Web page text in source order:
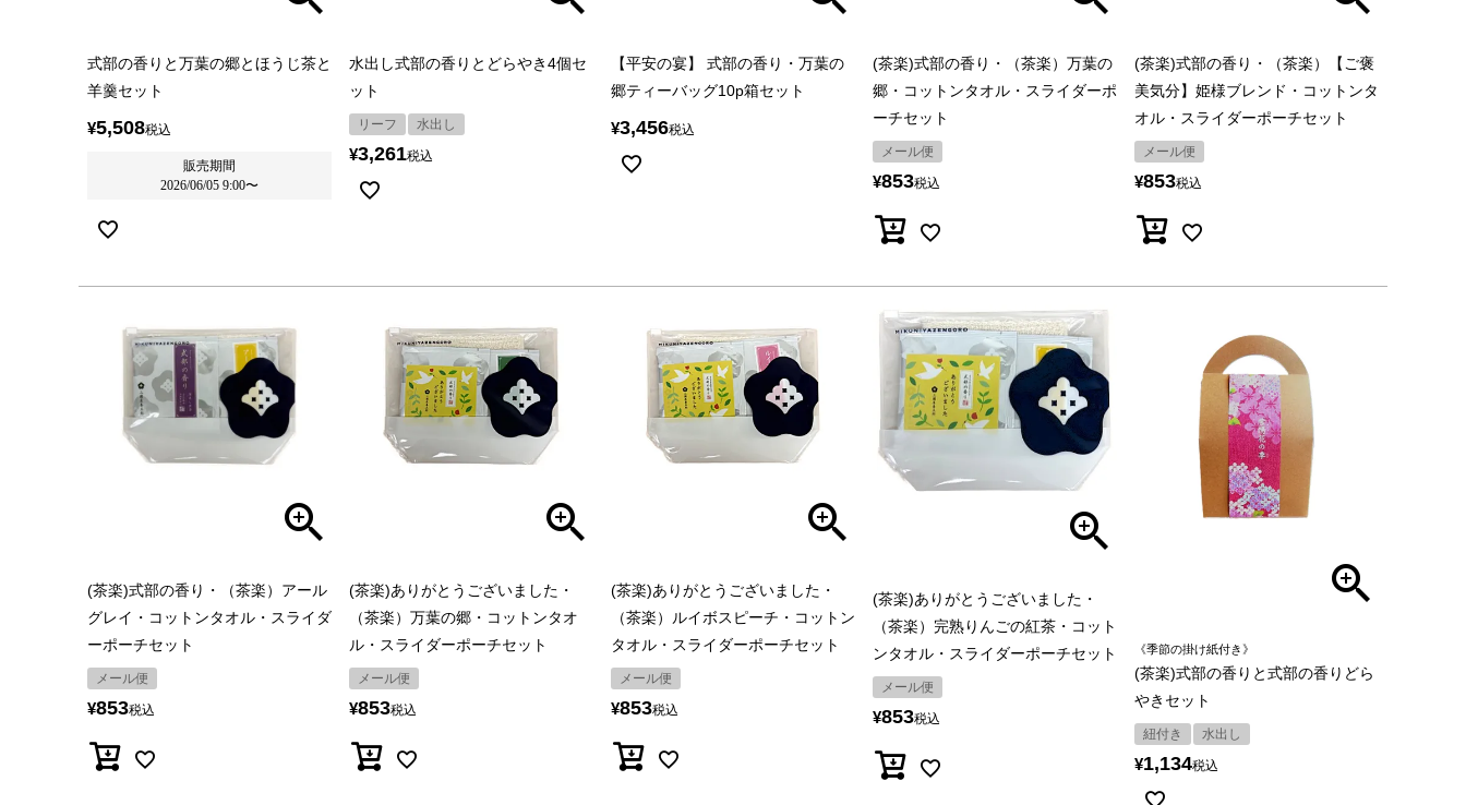
式部の香りと万葉の郷とほうじ茶と
羊羹セット
¥5,508税込
販売期間
2026/06/05 9:00〜
水出し式部の香りとどらやき4個セ
ット
リーフ 水出し
¥3,261税込
【平安の宴】 式部の香り・万葉の
郷ティーバッグ10p箱セット
¥3,456税込
(茶楽)式部の香り・（茶楽）万葉の
郷・コットンタオル・スライダーポ
ーチセット
メール便
¥853税込
(茶楽)式部の香り・（茶楽）【ご褒
美気分】姫様ブレンド・コットンタ
オル・スライダーポーチセット
メール便
¥853税込
(茶楽)式部の香り・（茶楽）アール
グレイ・コットンタオル・スライダ
ーポーチセット
メール便
¥853税込
(茶楽)ありがとうございました・
（茶楽）万葉の郷・コットンタオ
ル・スライダーポーチセット
メール便
¥853税込
(茶楽)ありがとうございました・
（茶楽）ルイボスピーチ・コットン
タオル・スライダーポーチセット
メール便
¥853税込
(茶楽)ありがとうございました・
（茶楽）完熟りんごの紅茶・コット
ンタオル・スライダーポーチセット
メール便
¥853税込
《季節の掛け紙付き》
(茶楽)式部の香りと式部の香りどら
やきセット
紐付き 水出し
¥1,134税込